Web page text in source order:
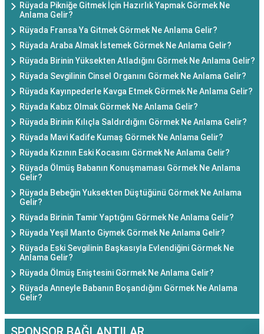
Rüyada Pikniğe Gitmek İçin Hazırlık Yapmak Görmek Ne
Anlama Gelir?
Rüyada Fransa Ya Gitmek Görmek Ne Anlama Gelir?
Rüyada Araba Almak İstemek Görmek Ne Anlama Gelir?
Rüyada Birinin Yüksekten Atladığını Görmek Ne Anlama Gelir?
Rüyada Sevgilinin Cinsel Organını Görmek Ne Anlama Gelir?
Rüyada Kayınpederle Kavga Etmek Görmek Ne Anlama Gelir?
Rüyada Kabız Olmak Görmek Ne Anlama Gelir?
Rüyada Birinin Kılıçla Saldırdığını Görmek Ne Anlama Gelir?
Rüyada Mavi Kadife Kumaş Görmek Ne Anlama Gelir?
Rüyada Kızının Eski Kocasını Görmek Ne Anlama Gelir?
Rüyada Ölmüş Babanın Konuşmaması Görmek Ne Anlama
Gelir?
Rüyada Bebeğin Yuksekten Düştüğünü Görmek Ne Anlama
Gelir?
Rüyada Birinin Tamir Yaptığını Görmek Ne Anlama Gelir?
Rüyada Yeşil Manto Giymek Görmek Ne Anlama Gelir?
Rüyada Eski Sevgilinin Başkasıyla Evlendiğini Görmek Ne
Anlama Gelir?
Rüyada Ölmüş Eniştesini Görmek Ne Anlama Gelir?
Rüyada Anneyle Babanın Boşandığını Görmek Ne Anlama
Gelir?